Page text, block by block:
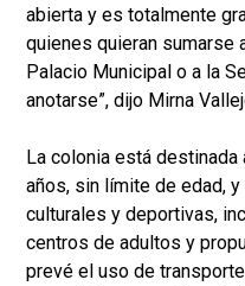
abierta y es totalmente
quienes quieran sumarse
Palacio Municipal o a la
anotarse”, dijo Mirna
La colonia está
años, sin límite de edad,
culturales y deportivas,
centros de adultos y
prevé el uso de